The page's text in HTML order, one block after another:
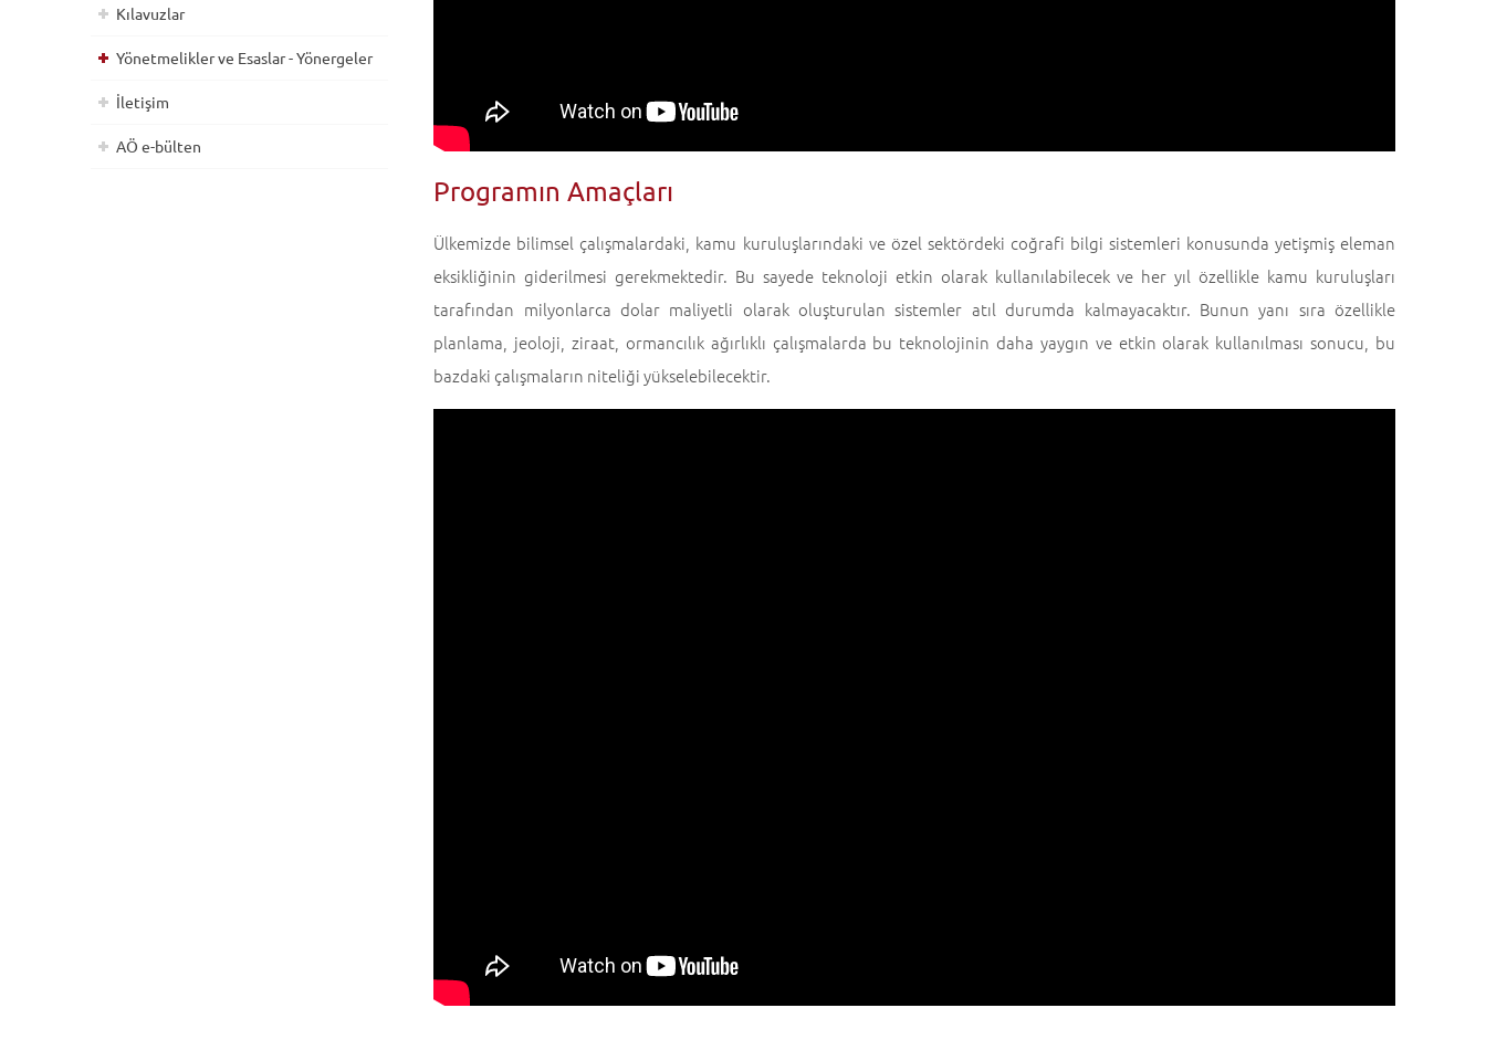
Programın Amaçları
Ülkemizde bilimsel çalışmalardaki, kamu kuruluşlarındaki ve özel sektördeki coğrafi bilgi sistemleri konusunda yetişmiş eleman
eksikliğinin giderilmesi gerekmektedir. Bu sayede teknoloji etkin olarak kullanılabilecek ve her yıl özellikle kamu kuruluşları
tarafından milyonlarca dolar maliyetli olarak oluşturulan sistemler atıl durumda kalmayacaktır. Bunun yanı sıra özellikle
planlama, jeoloji, ziraat, ormancılık ağırlıklı çalışmalarda bu teknolojinin daha yaygın ve etkin olarak kullanılması sonucu, bu
bazdaki çalışmaların niteliği yükselebilecektir.
Kılavuzlar
Yönetmelikler ve Esaslar - Yönergeler
İletişim
AÖ e-bülten